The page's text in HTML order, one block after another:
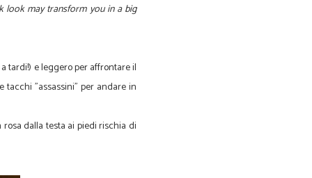
look may transform you in a big
tardi!) e leggero per affrontare il
tacchi "assassini" per andare in
dalla testa ai piedi rischia di